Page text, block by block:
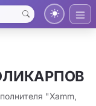
"Xamm,